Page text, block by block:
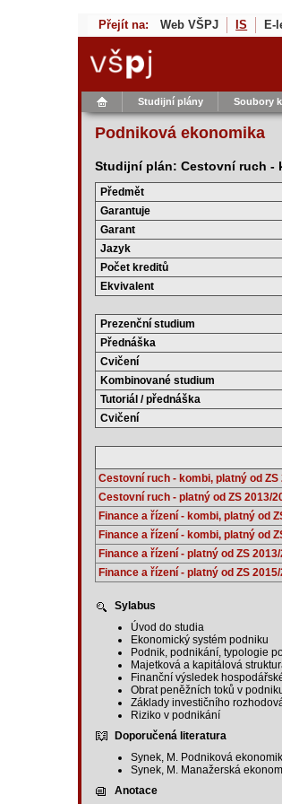
Přejít na: Web VŠPJ IS E-
Studijní plány Soubory
Podniková ekonomika
Studijní plán: Cestovní ruch -
Předmět
Garantuje
Garant
Jazyk
Počet kreditů
Ekvivalent
Prezenční studium
Přednáška
Cvičení
Kombinované studium
Tutoriál / přednáška
Cvičení
Cestovní ruch - kombi, platný od ZS
Cestovní ruch - platný od ZS 2013/
Finance a řízení - kombi, platný od
Finance a řízení - kombi, platný od
Finance a řízení - platný od ZS
Finance a řízení - platný od ZS
Sylabus
Úvod do studia
Ekonomický systém podniku
Podnik, podnikání, typologie
Majetková a kapitálová
Finanční výsledek
Obrat peněžních toků v
Základy investičního
Riziko v podnikání
Doporučená literatura
Synek, M. Podniková
Synek, M. Manažerská
Anotace